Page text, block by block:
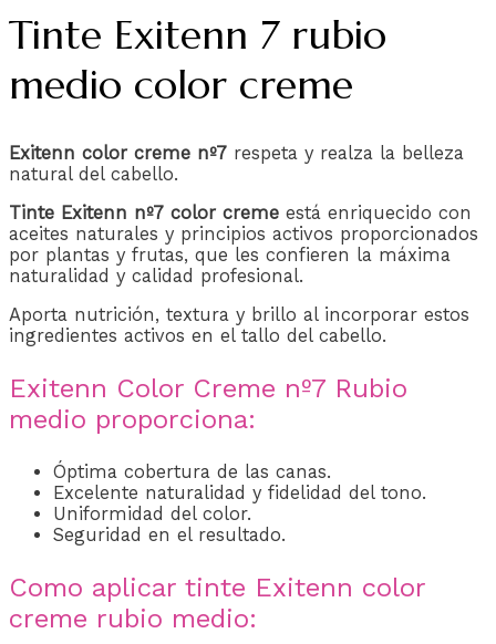
Tinte Exitenn 7 rubio
medio color creme
Exitenn color creme nº7 respeta y realza la belleza
natural del cabello.
Tinte Exitenn nº7 color creme está enriquecido con
aceites naturales y principios activos proporcionados
por plantas y frutas, que les confieren la máxima
naturalidad y calidad profesional.
Aporta nutrición, textura y brillo al incorporar estos
ingredientes activos en el tallo del cabello.
Exitenn Color Creme nº7 Rubio
medio proporciona:
Óptima cobertura de las canas.
Excelente naturalidad y fidelidad del tono.
Uniformidad del color.
Seguridad en el resultado.
Como aplicar tinte Exitenn color
creme rubio medio: